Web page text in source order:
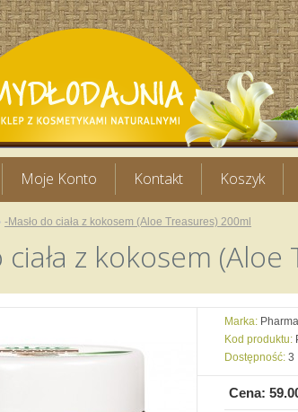
Moje Konto Kontakt Koszyk
-Masło do ciała z kokosem (Aloe Treasures) 200ml
ciała z kokosem
Marka:
Kod produktu:
Dostępność: 3
Cena: